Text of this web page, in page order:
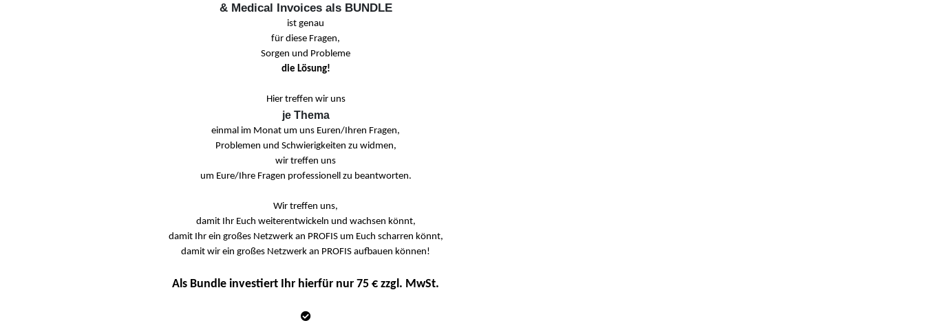
& Medical Invoices als BUNDLE
ist genau
für diese Fragen,
Sorgen und Probleme
die Lösung!
Hier treffen wir uns
je Thema
einmal im Monat um uns Euren/Ihren Fragen,
Problemen und Schwierigkeiten zu widmen,
wir treffen uns
um Eure/Ihre Fragen professionell zu beantworten.
Wir treffen uns,
damit Ihr Euch weiterentwickeln und wachsen könnt,
damit Ihr ein großes Netzwerk an PROFIS um Euch scharren könnt,
damit wir ein großes Netzwerk an PROFIS aufbauen können!
Als Bundle investiert Ihr hierfür nur 75 € zzgl. MwSt.